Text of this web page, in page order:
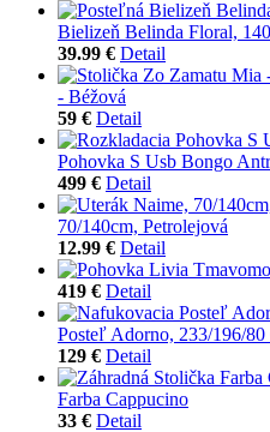
Bielizeň Belinda Floral,
39.99 € Detail
- Béžová
59 € Detail
Pohovka S Usb Bongo
499 € Detail
70/140cm, Petrolejová
12.99 € Detail
419 € Detail
Posteľ Adorno, 233/196/80
129 € Detail
Farba Cappucino
33 € Detail